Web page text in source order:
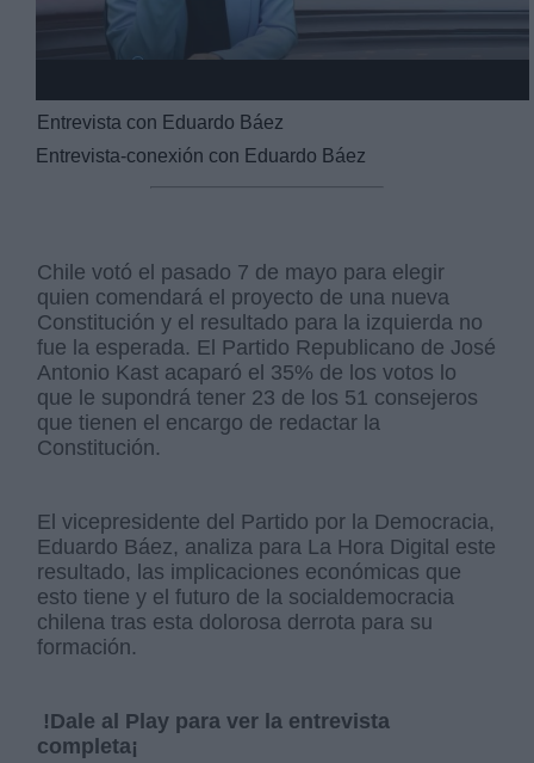
Entrevista con Eduardo Báez
Entrevista-conexión con Eduardo Báez
Chile votó el pasado 7 de mayo para elegir
quien comendará el proyecto de una nueva
Constitución y el resultado para la izquierda no
fue la esperada. El Partido Republicano de José
Antonio Kast acaparó el 35% de los votos lo
que le supondrá tener 23 de los 51 consejeros
que tienen el encargo de redactar la
Constitución.
El vicepresidente del Partido por la Democracia,
Eduardo Báez, analiza para La Hora Digital este
resultado, las implicaciones económicas que
esto tiene y el futuro de la socialdemocracia
chilena tras esta dolorosa derrota para su
formación.
!Dale al Play para ver la entrevista
completa¡